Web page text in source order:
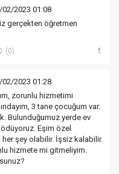
2023 01:08
gerçekten öğretmen
(0)
2023 01:28
zorunlu hizmetimi
3 tane çocuğum var.
Bulunduğumuz yerde ev
Eşim özel
şey olabilir. İşsiz kalabilir.
hizmete mi gitmeliyim.